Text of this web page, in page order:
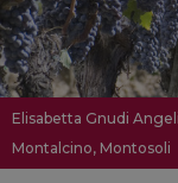
Elisabetta Gnudi
Montalcino, Montosoli